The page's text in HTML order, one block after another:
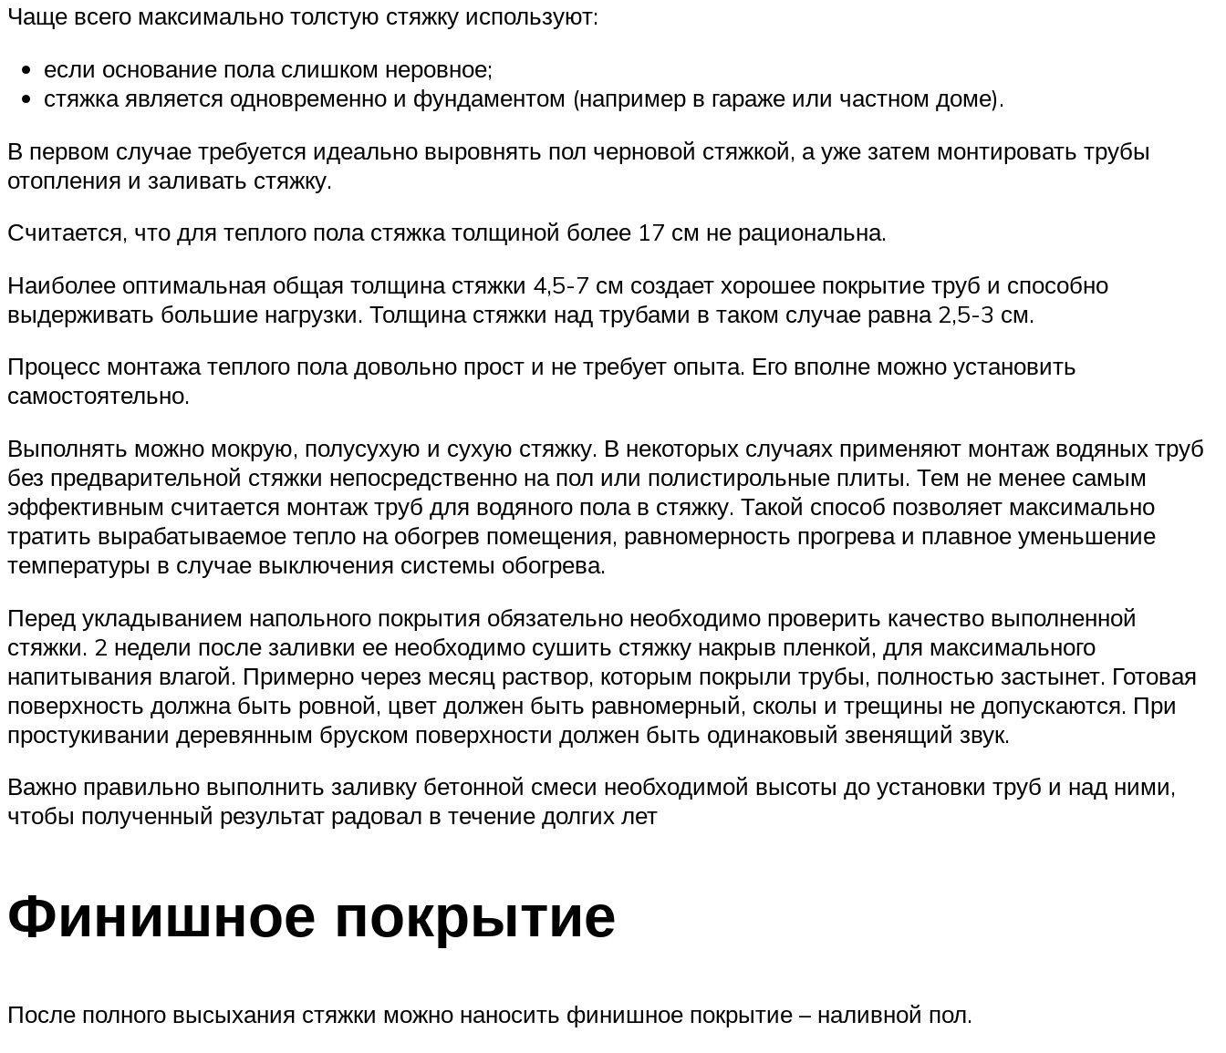
Чаще всего максимально толстую стяжку используют:
если основание пола слишком неровное;
стяжка является одновременно и фундаментом (например в гараже или частном доме).
В первом случае требуется идеально выровнять пол черновой стяжкой, а уже затем монтировать трубы
отопления и заливать стяжку.
Считается, что для теплого пола стяжка толщиной более 17 см не рациональна.
Наиболее оптимальная общая толщина стяжки 4,5-7 см создает хорошее покрытие труб и способно
выдерживать большие нагрузки. Толщина стяжки над трубами в таком случае равна 2,5-3 см.
Процесс монтажа теплого пола довольно прост и не требует опыта. Его вполне можно установить
самостоятельно.
Выполнять можно мокрую, полусухую и сухую стяжку. В некоторых случаях применяют монтаж водяных труб
без предварительной стяжки непосредственно на пол или полистирольные плиты. Тем не менее самым
эффективным считается монтаж труб для водяного пола в стяжку. Такой способ позволяет максимально
тратить вырабатываемое тепло на обогрев помещения, равномерность прогрева и плавное уменьшение
температуры в случае выключения системы обогрева.
Перед укладыванием напольного покрытия обязательно необходимо проверить качество выполненной
стяжки. 2 недели после заливки ее необходимо сушить стяжку накрыв пленкой, для максимального
напитывания влагой. Примерно через месяц раствор, которым покрыли трубы, полностью застынет. Готовая
поверхность должна быть ровной, цвет должен быть равномерный, сколы и трещины не допускаются. При
простукивании деревянным бруском поверхности должен быть одинаковый звенящий звук.
Важно правильно выполнить заливку бетонной смеси необходимой высоты до установки труб и над ними,
чтобы полученный результат радовал в течение долгих лет
Финишное покрытие
После полного высыхания стяжки можно наносить финишное покрытие – наливной пол.